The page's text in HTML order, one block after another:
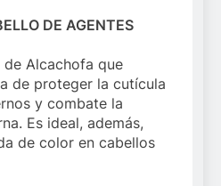
DE AGENTES
Alcachofa que
de proteger la cutícula
y combate la
Es ideal, además,
de color en cabellos